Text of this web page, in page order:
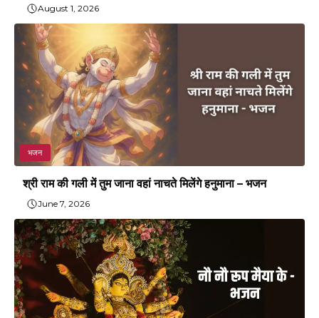
August 1, 2026
भजन
श्री राम की गली में तुम जाना वहां नाचते मिलेंगे हनुमाना – भजन
June 7, 2026